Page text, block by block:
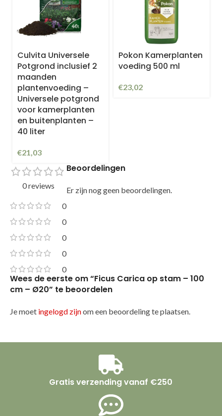
Culvita Universele
Potgrond inclusief 2
maanden
plantenvoeding –
Universele potgrond
voor kamerplanten
en buitenplanten –
40 liter
€21,03
Pokon Kamerplanten
voeding 500 ml
€23,02
0 reviews
0
0
0
0
0
Beoordelingen
Er zijn nog geen beoordelingen.
Wees de eerste om “Ficus Carica op stam – 100
cm – Ø20” te beoordelen
Je moet ingelogd zijnom een beoordeling te plaatsen.
Gratis verzending vanaf €250